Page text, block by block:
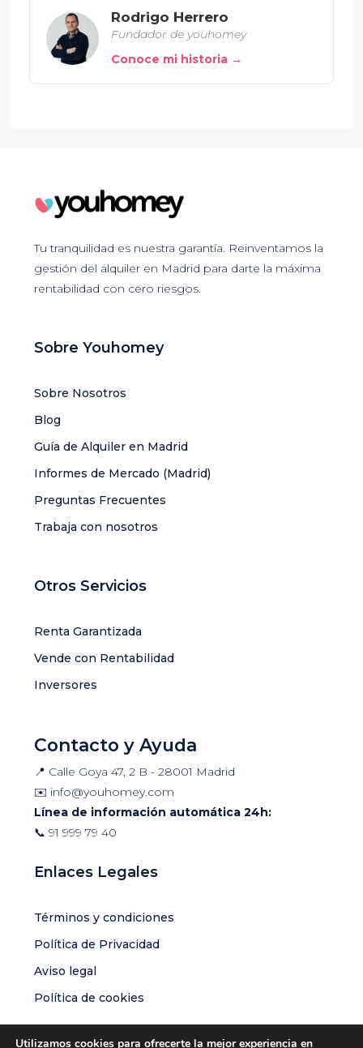
Rodrigo Herrero
Fundador de youhomey
Conoce mi historia →
Tu tranquilidad es nuestra garantía. Reinventamos la
gestión del alquiler en Madrid para darte la máxima
rentabilidad con cero riesgos.
Sobre Youhomey
Sobre Nosotros
Blog
Guía de Alquiler en Madrid
Informes de Mercado (Madrid)
Preguntas Frecuentes
Trabaja con nosotros
Otros Servicios
Renta Garantizada
Vende con Rentabilidad
Inversores
Contacto y Ayuda
📍 Calle Goya 47, 2 B - 28001 Madrid
✉️ info@youhomey.com
Línea de información automática 24h:
📞 91 999 79 40
Enlaces Legales
Términos y condiciones
Política de Privacidad
Aviso legal
Política de cookies
Utilizamos cookies para ofrecerte la mejor experiencia en